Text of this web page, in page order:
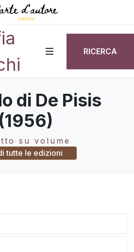
RICERCA
di De Pisis
(1956)
su volume
tutte le edizioni